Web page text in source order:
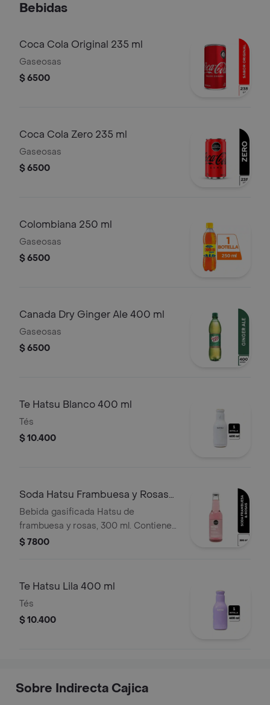
Bebidas
Coca Cola Original 235 ml
Gaseosas
$ 6500
Coca Cola Zero 235 ml
Gaseosas
$ 6500
Colombiana 250 ml
Gaseosas
$ 6500
Canada Dry Ginger Ale 400 ml
Gaseosas
$ 6500
Te Hatsu Blanco 400 ml
Tés
$ 10.400
Soda Hatsu Frambuesa y Rosas
300 ml
Bebida gasificada Hatsu de
frambuesa y rosas, 300 ml. Contiene
edulcorantes.
$ 7800
Te Hatsu Lila 400 ml
Tés
$ 10.400
Sobre Indirecta Cajica